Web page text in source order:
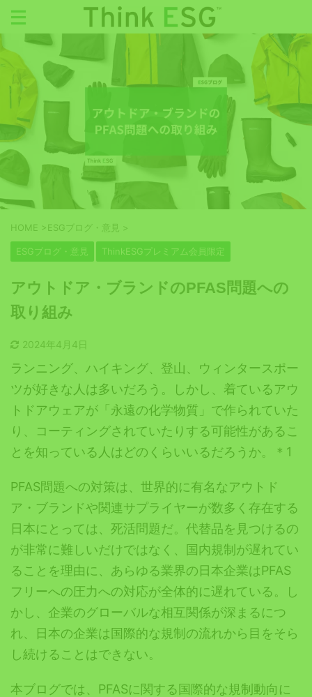
HOME >ESGブログ・意見 >
ESGブログ・意見 ThinkESGプレミアム会員限定
アウトドア・ブランドのPFAS問題への
取り組み
2024年4月4日
ランニング、ハイキング、登山、ウィンタースポー
ツが好きな人は多いだろう。しかし、着ているアウ
トドアウェアが「永遠の化学物質」で作られていた
り、コーティングされていたりする可能性があるこ
とを知っている人はどのくらいいるだろうか。＊1
PFAS問題への対策は、世界的に有名なアウトド
ア・ブランドや関連サプライヤーが数多く存在する
日本にとっては、死活問題だ。代替品を見つけるの
が非常に難しいだけではなく、国内規制が遅れてい
ることを理由に、あらゆる業界の日本企業はPFAS
フリーへの圧力への対応が全体的に遅れている。し
かし、企業のグローバルな相互関係が深まるにつ
れ、日本の企業は国際的な規制の流れから目をそら
し続けることはできない。
本ブログでは、PFASに関する国際的な規制動向に